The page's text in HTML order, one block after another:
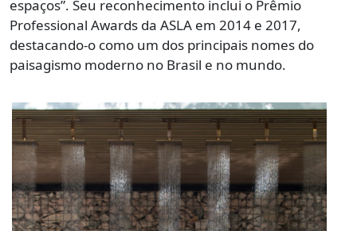
espaços”. Seu reconhecimento inclui o Prêmio
Professional Awards da ASLA em 2014 e 2017,
destacando-o como um dos principais nomes do
paisagismo moderno no Brasil e no mundo.